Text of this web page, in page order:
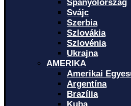
Spanyolország
Svájc
Szerbia
Szlovákia
Szlovénia
Ukrajna
AMERIKA
Amerikai
Argentína
Brazília